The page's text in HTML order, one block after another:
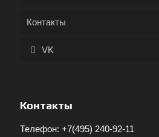
Контакты
VK
Контакты
Телефон: +7(495) 240-92-11